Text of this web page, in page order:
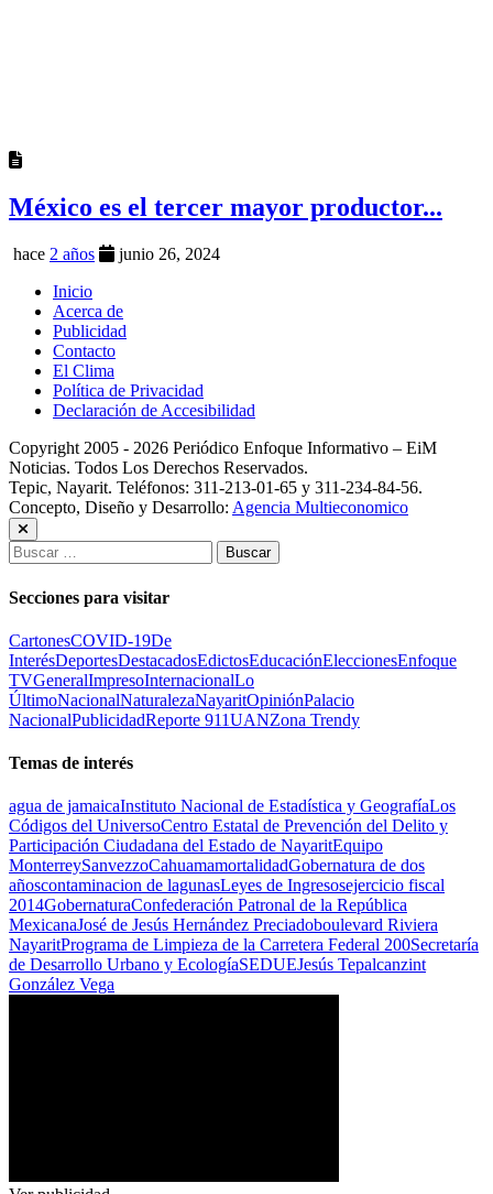
México es el tercer mayor productor...
hace 2 años
junio 26, 2024
Inicio
Acerca de
Publicidad
Contacto
El Clima
Política de Privacidad
Declaración de Accesibilidad
Copyright 2005 - 2026 Periódico Enfoque Informativo – EiM
Noticias. Todos Los Derechos Reservados.
Tepic, Nayarit. Teléfonos: 311-213-01-65 y 311-234-84-56.
Concepto, Diseño y Desarrollo: Agencia Multieconomico
Buscar:
Secciones para visitar
CartonesCOVID-19De
InterésDeportesDestacadosEdictosEducaciónEleccionesEnfoque
TVGeneralImpresoInternacionalLo
ÚltimoNacionalNaturalezaNayaritOpiniónPalacio
NacionalPublicidadReporte 911UANZona Trendy
Temas de interés
agua de jamaicaInstituto Nacional de Estadística y GeografíaLos
Códigos del UniversoCentro Estatal de Prevención del Delito y
Participación Ciudadana del Estado de NayaritEquipo
MonterreySanvezzoCahuamamortalidadGobernatura de dos
añoscontaminacion de lagunasLeyes de Ingresosejercicio fiscal
2014GobernaturaConfederación Patronal de la República
MexicanaJosé de Jesús Hernández Preciadoboulevard Riviera
NayaritPrograma de Limpieza de la Carretera Federal 200Secretaría
de Desarrollo Urbano y EcologíaSEDUEJesús Tepalcanzint
González Vega